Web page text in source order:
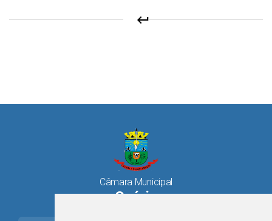
keyboard_return
Câmara Municipal
Osório